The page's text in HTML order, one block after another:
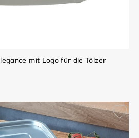
mit Logo für die Tölzer